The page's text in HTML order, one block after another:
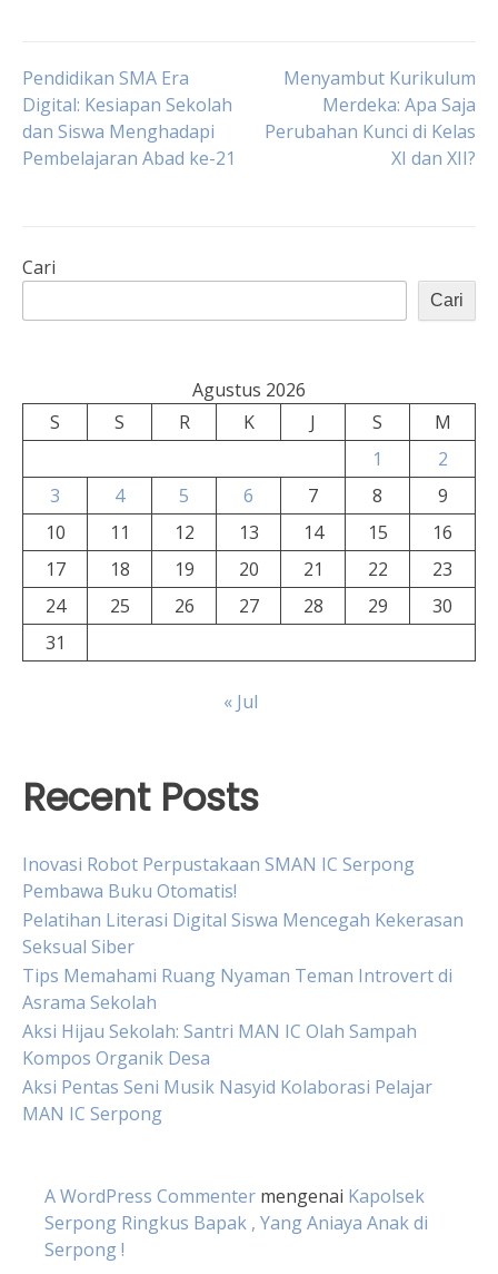
Navigasi
pos
Pendidikan SMA Era
Digital: Kesiapan Sekolah
dan Siswa Menghadapi
Pembelajaran Abad ke-21
Menyambut Kurikulum
Merdeka: Apa Saja
Perubahan Kunci di Kelas
XI dan XII?
Cari
Cari
Agustus 2026
S
S R K J S
M
1
2
3
4 5 6 7 8
9
10
11 12 13 14 15
16
17
18 19 20 21 22
23
24
25 26 27 28 29
30
31
« Jul
Recent Posts
Inovasi Robot Perpustakaan SMAN IC Serpong
Pembawa Buku Otomatis!
Pelatihan Literasi Digital Siswa Mencegah Kekerasan
Seksual Siber
Tips Memahami Ruang Nyaman Teman Introvert di
Asrama Sekolah
Aksi Hijau Sekolah: Santri MAN IC Olah Sampah
Kompos Organik Desa
Aksi Pentas Seni Musik Nasyid Kolaborasi Pelajar
MAN IC Serpong
A WordPress Commenter mengenai Kapolsek
Serpong Ringkus Bapak , Yang Aniaya Anak di
Serpong !